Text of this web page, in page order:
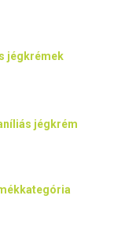
jégkrémek
jégkrém